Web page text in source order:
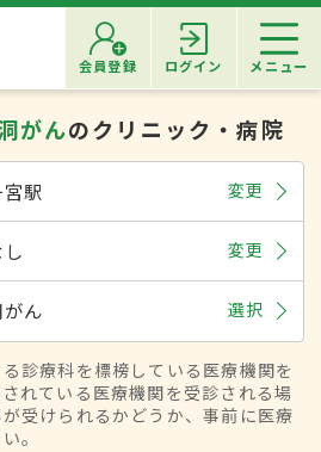
会員登録 ログイン メニュー
がんのクリニック・病院
駅 変更
変更
がん 選択
診療科を標榜している医療機関を
れている医療機関を受診される場
受けられるかどうか、事前に医療
。